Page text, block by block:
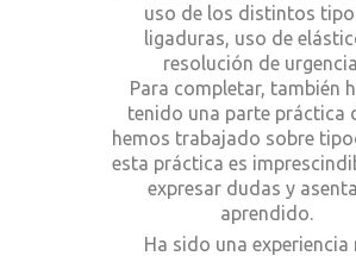
uso de los distintos
ligaduras, uso de
resolución de
Para completar, también
tenido una parte práctica
hemos trabajado sobre
esta práctica es
expresar dudas y
aprendido.
Ha sido una experiencia